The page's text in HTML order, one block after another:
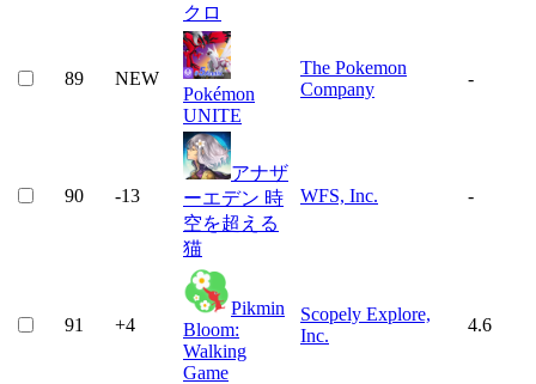
クロ
89 NEW
Pokémon
UNITE
The Pokemon
Company
-
90 -13
アナザ
ーエデン 時
空を超える
猫
WFS, Inc. -
91 +4
Pikmin
Bloom:
Walking
Game
Scopely Explore,
Inc.
4.6